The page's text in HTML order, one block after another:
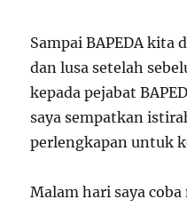
Sampai BAPEDA kita
dan lusa setelah
kepada pejabat
saya sempatkan
perlengkapan untuk
Malam hari saya